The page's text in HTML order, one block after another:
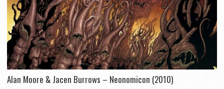
Alan Moore & Jacen Burrows – Neonomicon (2010)